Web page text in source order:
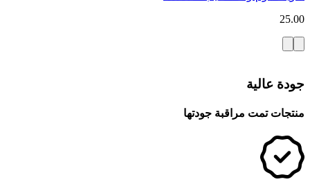
25.00
جودة عالية
منتجات تمت مراقبة جودتها